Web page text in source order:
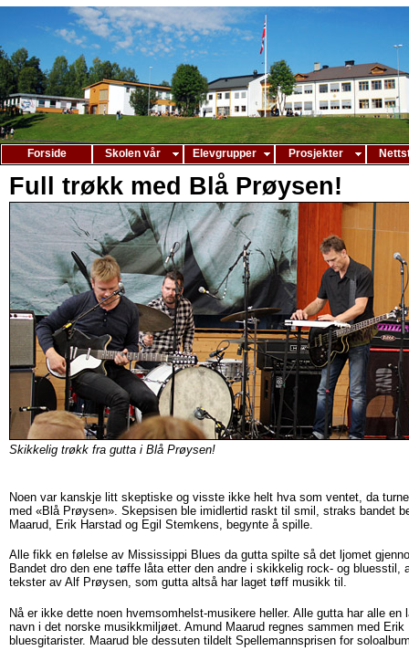
Forside Skolen vår Elevgrupper Prosjekter
Full trøkk med Blå Prøysen!
Skikkelig trøkk fra gutta i Blå Prøysen!
Noen var kanskje litt skeptiske og visste ikke helt hva som ventet, da
med «Blå Prøysen». Skepsisen ble imidlertid raskt til smil, straks bandet
Maarud, Erik Harstad og Egil Stemkens, begynte å spille.
Alle fikk en følelse av Mississippi Blues da gutta spilte så det ljomet
Bandet dro den ene tøffe låta etter den andre i skikkelig rock- og bluesstil,
tekster av Alf Prøysen, som gutta altså har laget tøff musikk til.
Nå er ikke dette noen hvemsomhelst-musikere heller. Alle gutta har alle
navn i det norske musikkmiljøet. Amund Maarud regnes sammen med
bluesgitarister. Maarud ble dessuten tildelt Spellemannsprisen for